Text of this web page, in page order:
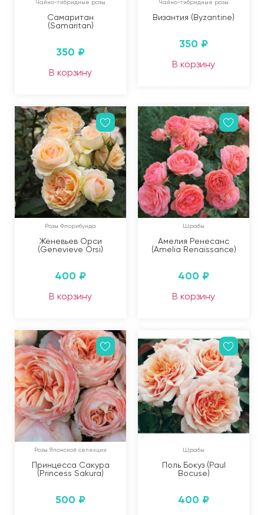
Чайно-гибридные розы
Самаритан
(Samaritan)
350 ₽
В корзину
Чайно-гибридные розы
Византия (Byzantine)
350 ₽
В корзину
Розы Флорибунда
Женевьев Орси
(Genevieve Orsi)
400 ₽
В корзину
Шрабы
Амелия Ренесанс
(Amelia Renaissance)
400 ₽
В корзину
Розы Японской селекции
Принцесса Сакура
(Princess Sakura)
500 ₽
Шрабы
Поль Бокуз (Paul
Bocuse)
400 ₽